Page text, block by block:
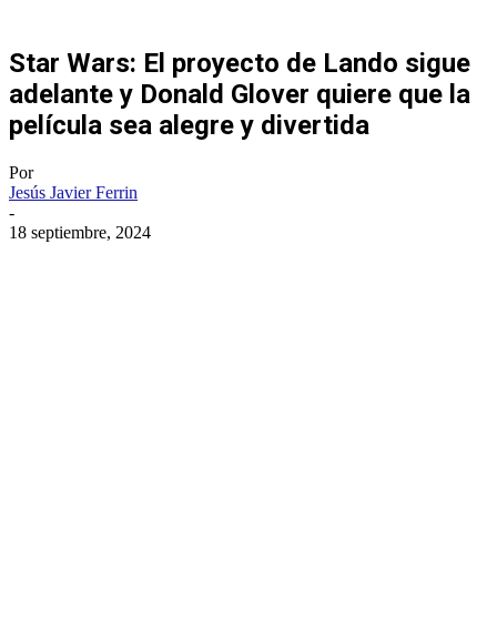
Star Wars: El proyecto de Lando sigue
adelante y Donald Glover quiere que la
película sea alegre y divertida
Por
Jesús Javier Ferrin
-
18 septiembre, 2024